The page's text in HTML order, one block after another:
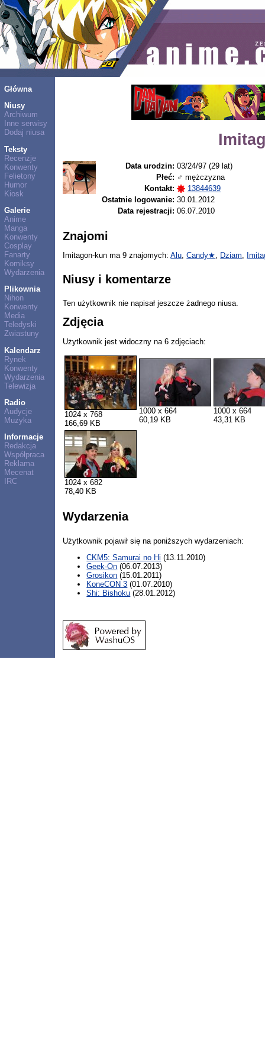
Główna
Niusy
Archiwum
Inne serwisy
Dodaj niusa
Teksty
Recenzje
Konwenty
Felietony
Humor
Kiosk
Galerie
Anime
Manga
Konwenty
Cosplay
Fanarty
Komiksy
Wydarzenia
Plikownia
Nihon
Konwenty
Media
Teledyski
Zwiastuny
Kalendarz
Rynek
Konwenty
Wydarzenia
Telewizja
Radio
Audycje
Muzyka
Informacje
Redakcja
Współpraca
Reklama
Mecenat
IRC
Data urodzin: 03/24/97 (29 lat)
Płeć: ♂ mężczyzna
Kontakt:
13844639
Ostatnie logowanie: 30.01.2012
Data rejestracji: 06.07.2010
Znajomi
Imitagon-kun ma 9 znajomych:Alu,Candy★, Dziam,
Niusy i komentarze
Ten użytkownik nie napisał jeszcze żadnego niusa.
Zdjęcia
Użytkownik jest widoczny na 6 zdjęciach:
1024 x 768
166,69 KB
1000 x 664
60,19 KB
1000 x 664
43,31 KB
1024 x 682
78,40 KB
Wydarzenia
Użytkownik pojawił się na poniższych wydarzeniach:
CKM5: Samurai no Hi (13.11.2010)
Geek-On (06.07.2013)
Grosikon (15.01.2011)
KoneCON 3 (01.07.2010)
Shi: Bishoku (28.01.2012)